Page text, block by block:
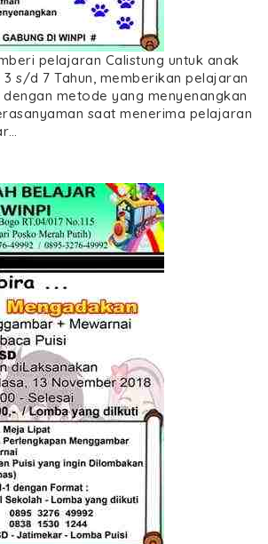
pelajaran Calistung untuk anak
3 s/d 7 Tahun, memberikan pelajaran
dengan metode yang menyenangkan
saat menerima pelajaran